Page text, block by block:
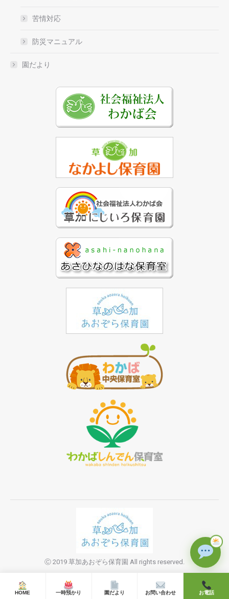
苦情対応
防災マニュアル
園だより
Ⓒ 2019 草加あおぞら保育園 All rights reserved.
HOME 一時預かり 園だより お問い合わせ お電話